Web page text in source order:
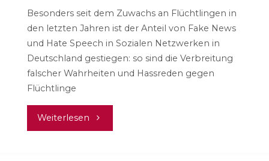
Besonders seit dem Zuwachs an Flüchtlingen in
den letzten Jahren ist der Anteil von Fake News
und Hate Speech in Sozialen Netzwerken in
Deutschland gestiegen: so sind die Verbreitung
falscher Wahrheiten und Hassreden gegen
Flüchtlinge
Weiterlesen "Die